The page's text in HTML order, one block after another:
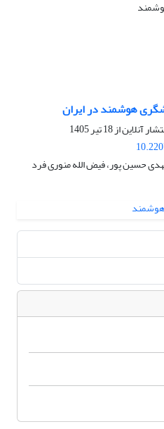
هوشمند در ایران
آنلاین از18 تیر 1405
حسین پور، فیض الله منوری فرد